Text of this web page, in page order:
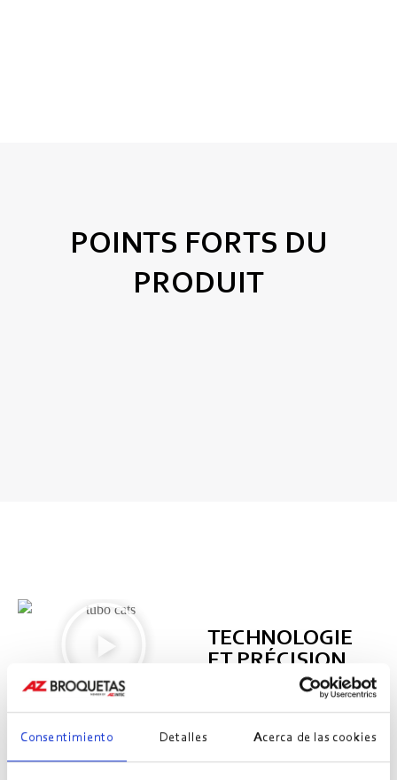
Consentimiento Detalles Acerca de las cookies
POINTS FORTS DU
PRODUIT
TECHNOLOGIE
ET PRÉCISION
DANS LES
DÉTAILS